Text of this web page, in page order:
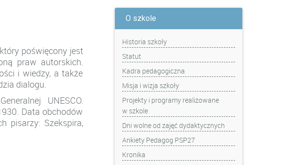
poświęcony jest
praw autorskich.
i wiedzy, a także
dialogu.
UNESCO.
Data obchodów
pisarzy: Szekspira,
O szkole
Historia szkoły
Statut
Kadra pedagogiczna
Misja i wizja szkoły
Projekty i programy realizowane
w szkole
Dni wolne od zajęć dydaktycznych
Ankiety Pedagog PSP27
Kronika